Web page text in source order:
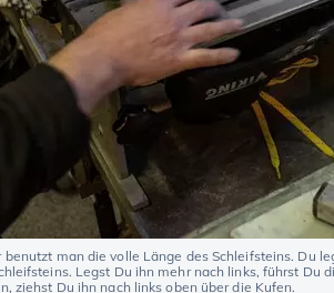
benutzt man die volle Länge des Schleifsteins. Du
Legst Du ihn mehr nach links, führst Du
ziehst Du ihn nach links oben über die Kufen.